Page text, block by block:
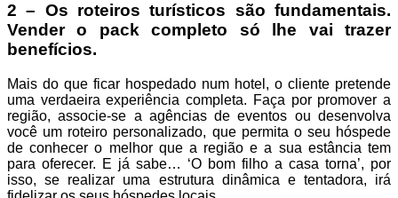
2 – Os roteiros turísticos são fundamentais.
Vender o pack completo só lhe vai trazer
benefícios.
Mais do que ficar hospedado num hotel, o cliente pretende
uma verdaeira experiência completa. Faça por promover a
região, associe-se a agências de eventos ou desenvolva
você um roteiro personalizado, que permita o seu hóspede
de conhecer o melhor que a região e a sua estância tem
para oferecer. E já sabe… ‘O bom filho a casa torna’, por
isso, se realizar uma estrutura dinâmica e tentadora, irá